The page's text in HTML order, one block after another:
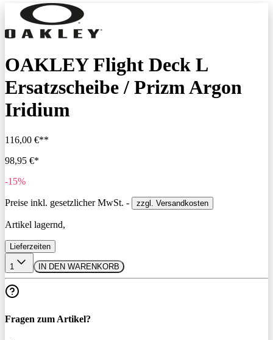
OAKLEY Flight Deck L
Ersatzscheibe / Prizm Argon
Iridium
116,00 €**
98,95 €*
-15%
Preise inkl. gesetzlicher MwSt. - zzgl. Versandkosten
Artikel lagernd,
Lieferzeiten
1 IN DEN WARENKORB
Fragen zum Artikel?